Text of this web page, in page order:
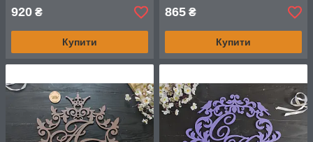
920 ₴
Купити
865 ₴
Купити